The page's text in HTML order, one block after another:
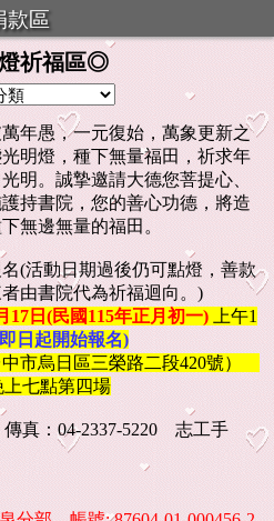
款區
祈福區◎
年愚，一元復始，萬象更新之
明燈，種下無量福田，祈求年
明。誠摯邀請大德您菩提心、
持書院，您的善心功德，將造
無邊無量的福田。
(活動日期過後仍可點燈，善款
由書院代為祈福迴向。)
17日(民國115年正月初一)
上午1
即日起開始報名)
市烏日區三榮路二段420號）
上七點第四場
真：04-2337-5220 志工手